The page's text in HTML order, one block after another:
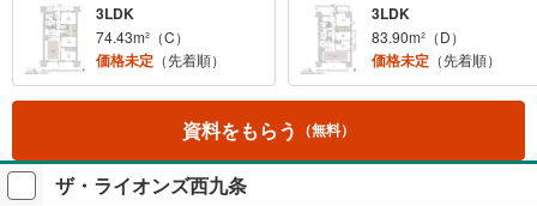
3LDK
74.43m²（C）
価格未定 （先着順）
3LDK
83.90m²（D）
価格未定 （先着順）
資料をもらう （無料）
ザ・ライオンズ西九条